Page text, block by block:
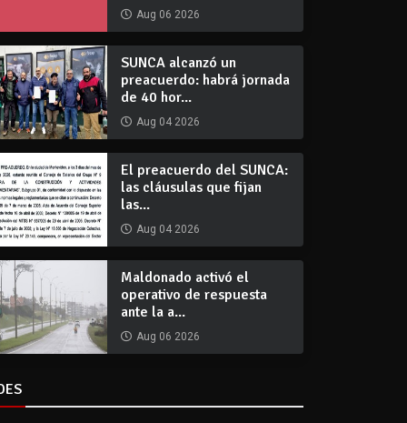
Aug 06 2026
SUNCA alcanzó un
preacuerdo: habrá jornada
de 40 hor...
Aug 04 2026
El preacuerdo del SUNCA:
las cláusulas que fijan
las...
Aug 04 2026
Maldonado activó el
operativo de respuesta
ante la a...
Aug 06 2026